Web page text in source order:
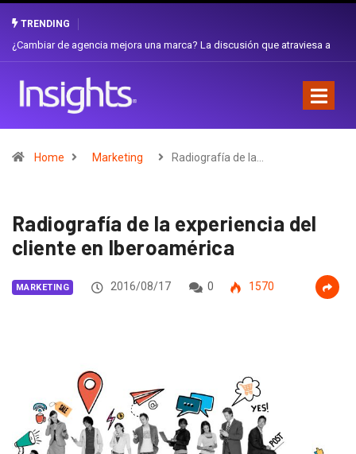
TRENDING
Gabriela Herrera y el arte de cambiarse el sombrero en Corporación
Home Marketing Radiografía de la…
Radiografía de la experiencia del
cliente en Iberoamérica
MARKETING 2016/08/17 0 1570